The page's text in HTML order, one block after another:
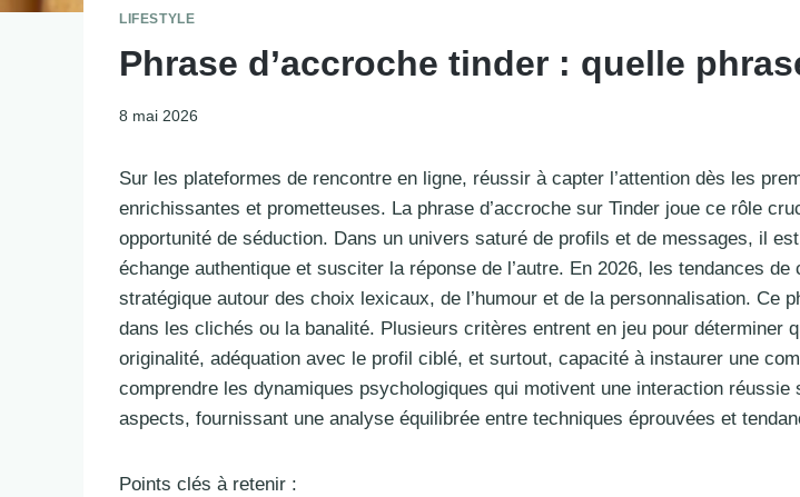
LIFESTYLE
Phrase d’accroche tinder : quelle
8 mai 2026
Sur les plateformes de rencontre en ligne, réussir à capter l’attention dès les
enrichissantes et prometteuses. La phrase d’accroche sur Tinder joue ce rôle
opportunité de séduction. Dans un univers saturé de profils et de messages, il
échange authentique et susciter la réponse de l’autre. En 2026, les tendances
stratégique autour des choix lexicaux, de l’humour et de la personnalisation. Ce
dans les clichés ou la banalité. Plusieurs critères entrent en jeu pour déterminer
originalité, adéquation avec le profil ciblé, et surtout, capacité à instaurer une
comprendre les dynamiques psychologiques qui motivent une interaction
aspects, fournissant une analyse équilibrée entre techniques éprouvées et
Points clés à retenir :